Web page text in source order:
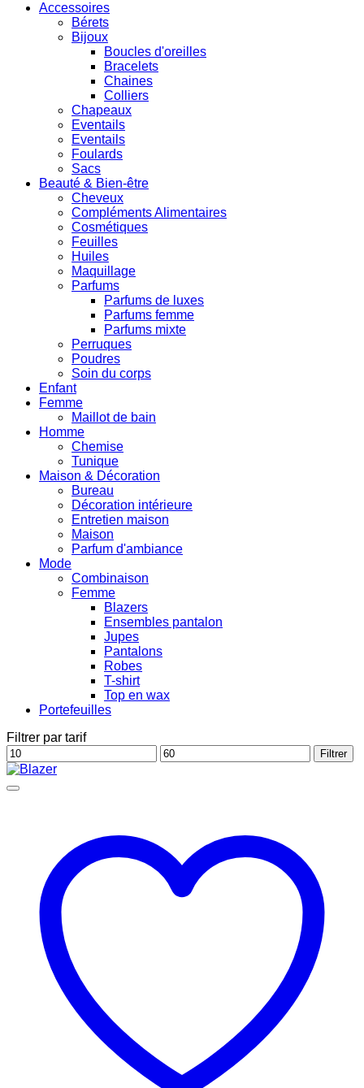
Accessoires
Bérets
Bijoux
Boucles d'oreilles
Bracelets
Chaines
Colliers
Chapeaux
Eventails
Eventails
Foulards
Sacs
Beauté & Bien-être
Cheveux
Compléments Alimentaires
Cosmétiques
Feuilles
Huiles
Maquillage
Parfums
Parfums de luxes
Parfums femme
Parfums mixte
Perruques
Poudres
Soin du corps
Enfant
Femme
Maillot de bain
Homme
Chemise
Tunique
Maison & Décoration
Bureau
Décoration intérieure
Entretien maison
Maison
Parfum d'ambiance
Mode
Combinaison
Femme
Blazers
Ensembles pantalon
Jupes
Pantalons
Robes
T-shirt
Top en wax
Portefeuilles
Filtrer par tarif
Prix
min
Prix
max
Filtrer